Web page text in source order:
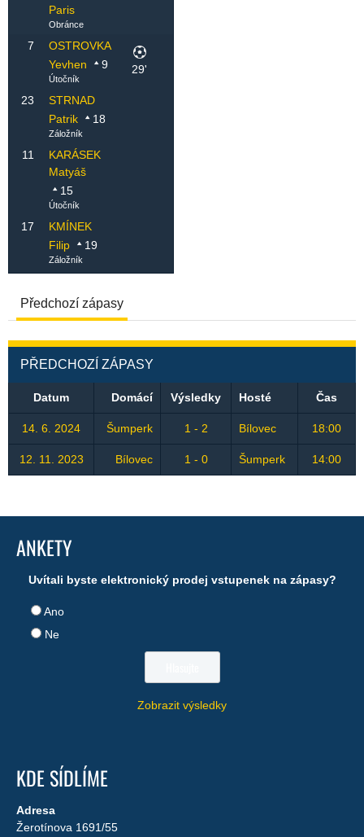
Paris
Obránce
7
OSTROVKA
Yevhen
9
Útočník
29'
23
STRNAD
Patrik
18
Záložník
11
KARÁSEK
Matyáš
15
Útočník
17
KMÍNEK
Filip
19
Záložník
Předchozí zápasy
PŘEDCHOZÍ ZÁPASY
Datum Domácí Výsledky Hosté Čas
14. 6. 2024 Šumperk 1 - 2 Bílovec 18:00
12. 11. 2023 Bílovec 1 - 0 Šumperk 14:00
ANKETY
Uvítali byste elektronický prodej vstupenek na zápasy?
Ano
Ne
Zobrazit výsledky
KDE SÍDLÍME
Adresa
Žerotínova 1691/55